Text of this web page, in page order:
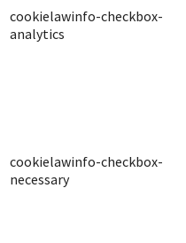
cookielawinfo-checkbox-
analytics
cookielawinfo-checkbox-
necessary